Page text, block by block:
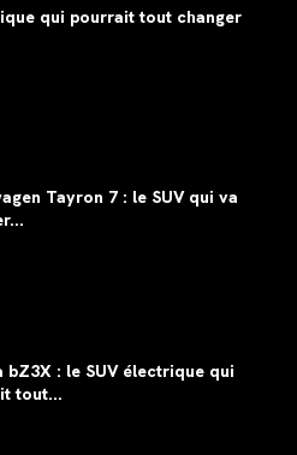
qui pourrait tout changer
Tayron 7 : le SUV qui va
bZ3X : le SUV électrique qui
tout...